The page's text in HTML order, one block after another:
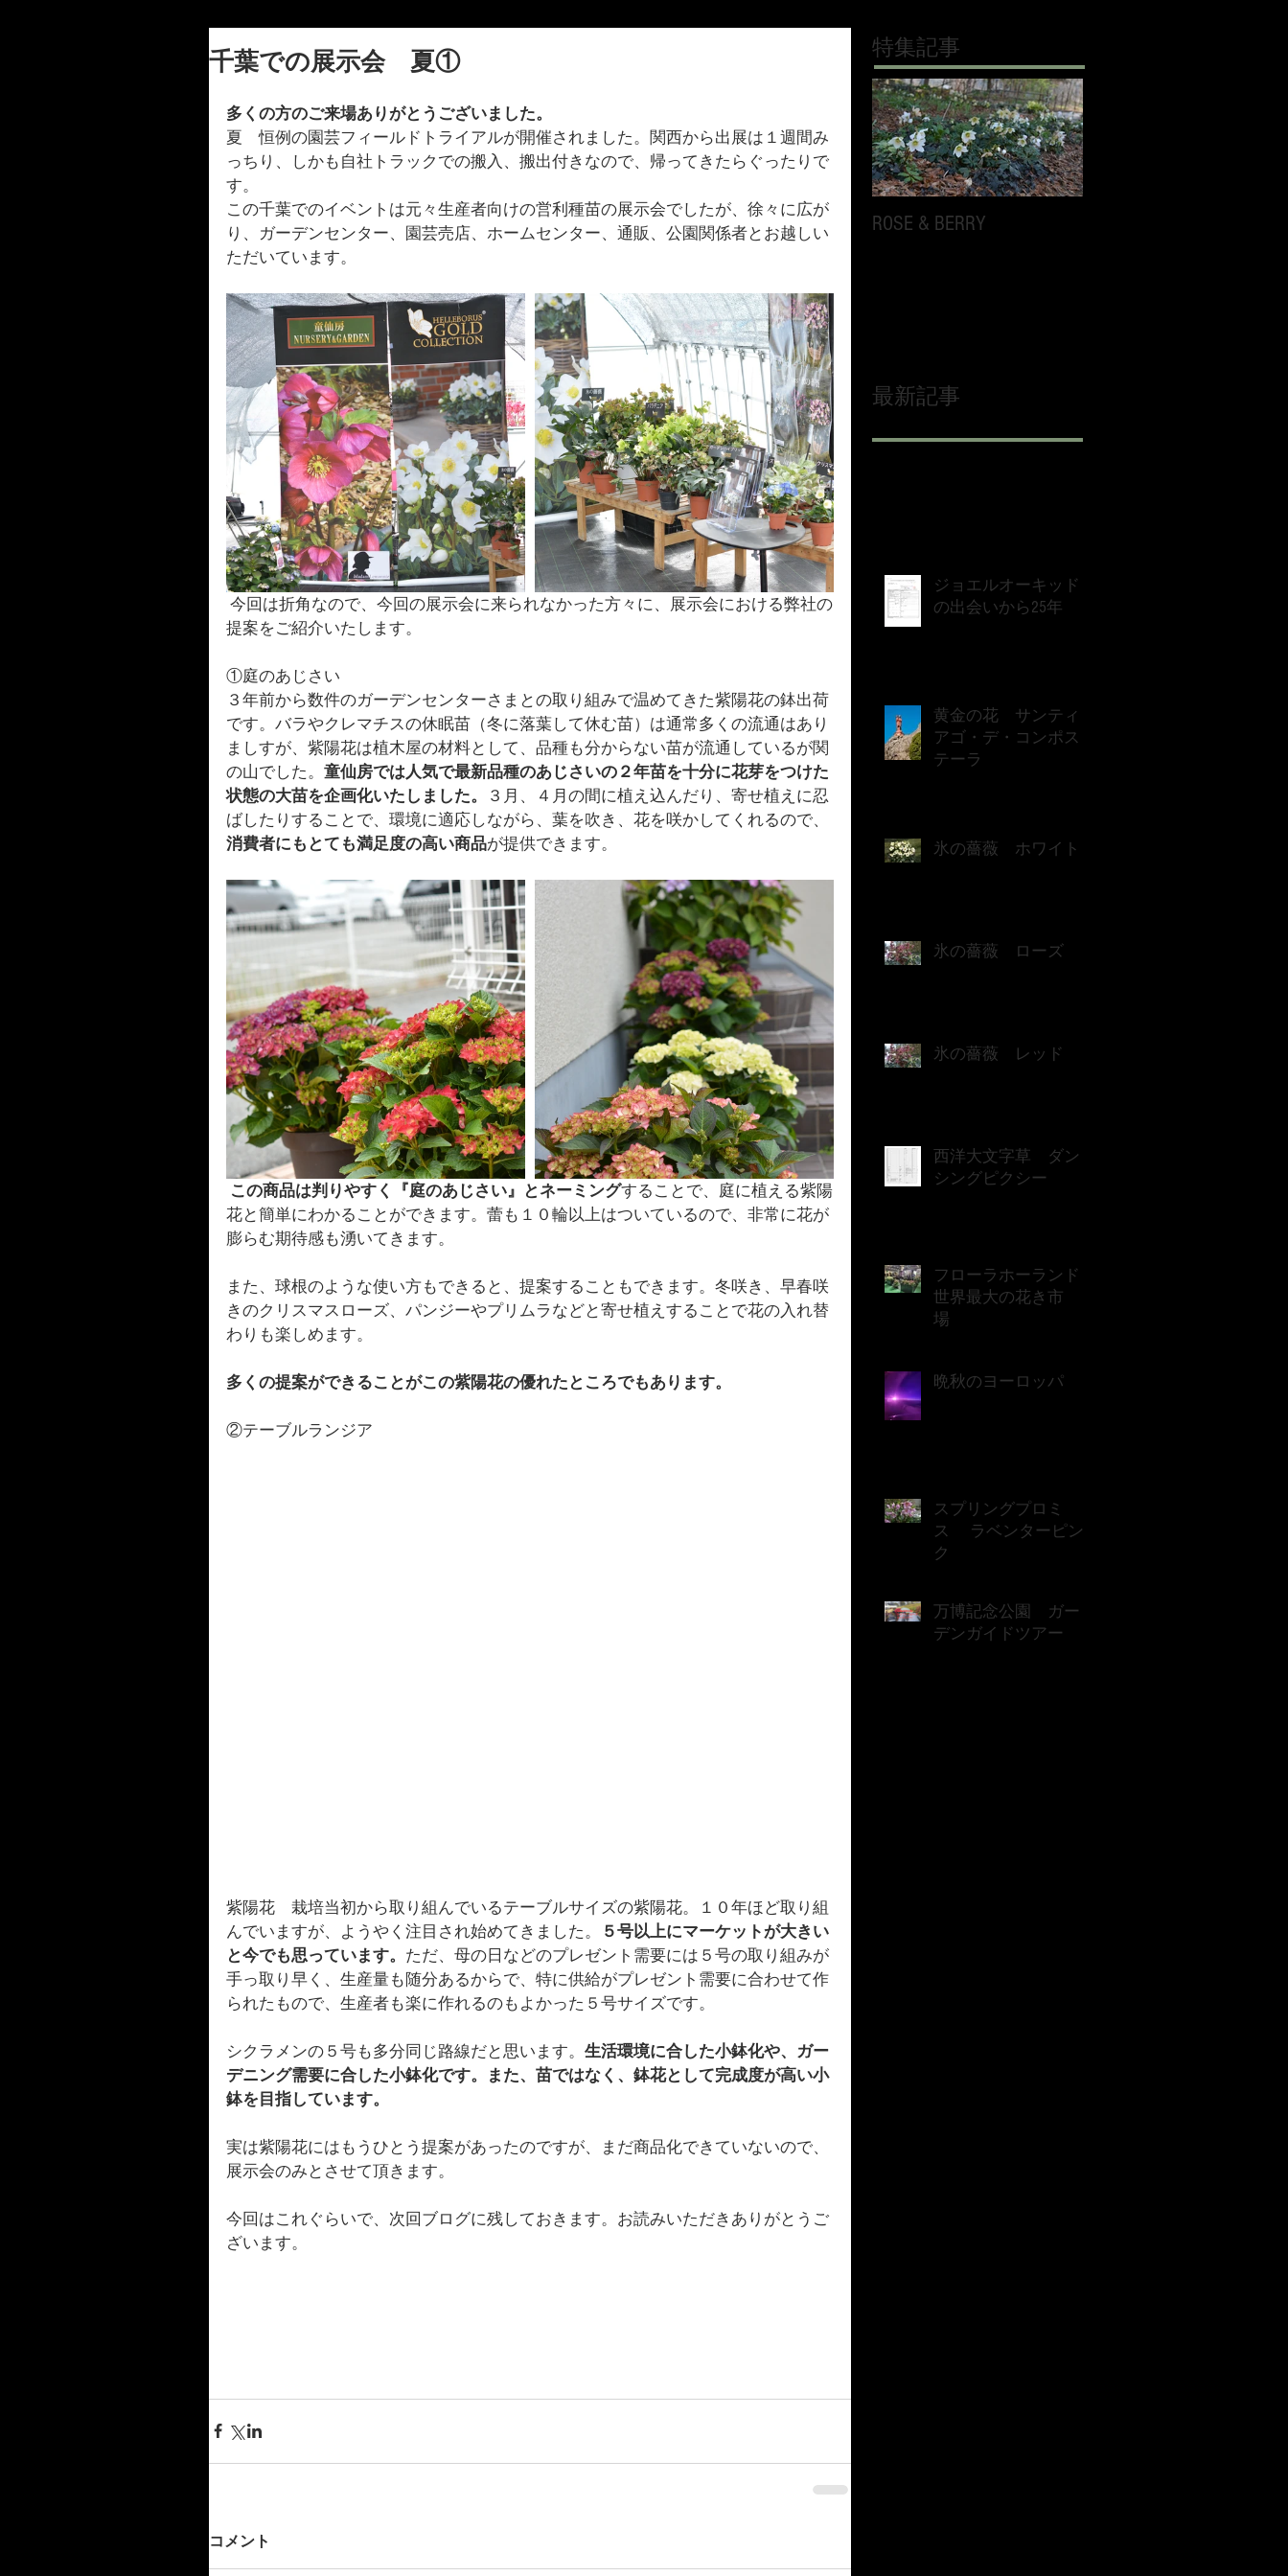
千葉での展示会 夏①
多くの方のご来場ありがとうございました。
夏　恒例の園芸フィールドトライアルが開催されました。関西から出展は１週間み
っちり、しかも自社トラックでの搬入、搬出付きなので、帰ってきたらぐったりで
す。
この千葉でのイベントは元々生産者向けの営利種苗の展示会でしたが、徐々に広が
り、ガーデンセンター、園芸売店、ホームセンター、通販、公園関係者とお越しい
ただいています。
提案をご紹介いたします。
①庭のあじさい
３年前から数件のガーデンセンターさまとの取り組みで温めてきた紫陽花の鉢出荷
です。バラやクレマチスの休眠苗（冬に落葉して休む苗）は通常多くの流通はあり
ましすが、紫陽花は植木屋の材料として、品種も分からない苗が流通しているが関
の山でした。 童仙房では人気で最新品種のあじさいの２年苗を十分に花芽をつけた
状態の大苗を企画化いたしました。
３月、４月の間に植え込んだり、寄せ植えに忍
ばしたりすることで、環境に適応しながら、葉を吹き、花を咲かしてくれるので、
消費者にもとても満足度の高い商品が提供できます。
この商品は判りやすく『庭のあじさい』とネーミングすることで、庭に植える紫陽
花と簡単にわかることができます。蕾も１０輪以上はついているので、非常に花が
膨らむ期待感も湧いてきます。
また、球根のような使い方もできると、提案することもできます。冬咲き、早春咲
きのクリスマスローズ、パンジーやプリムラなどと寄せ植えすることで花の入れ替
わりも楽しめます。
多くの提案ができることがこの紫陽花の優れたところでもあります。
②テーブルランジア
紫陽花　栽培当初から取り組んでいるテーブルサイズの紫陽花。１０年ほど取り組
んでいますが、ようやく注目され始めてきました。
５号以上にマーケットが大きい
と今でも思っています。 ただ、母の日などのプレゼント需要には５号の取り組みが
手っ取り早く、生産量も随分あるからで、特に供給がプレゼント需要に合わせて作
られたもので、生産者も楽に作れるのもよかった５号サイズです。
シクラメンの５号も多分同じ路線だと思います。 生活環境に合した小鉢化や、ガー
デニング需要に合した小鉢化です。また、苗ではなく、鉢花として完成度が高い小
鉢を目指しています。
実は紫陽花にはもうひとう提案があったのですが、まだ商品化できていないので、
展示会のみとさせて頂きます。
今回はこれぐらいで、次回ブログに残しておきます。お読みいただきありがとうご
ざいます。
コメント
特集記事
ROSE & BERRY
最新記事
ジョエルオーキッド
の出会いから25年
黄金の花 サンティ
アゴ・デ・コンポス
テーラ
氷の薔薇 ホワイト
氷の薔薇 ローズ
氷の薔薇 レッド
西洋大文字草 ダン
シングピクシー
フローラホーランド
世界最大の花き市
場
晩秋のヨーロッパ
スプリングプロミ
ス ラベンターピン
ク
万博記念公園 ガー
デンガイドツアー